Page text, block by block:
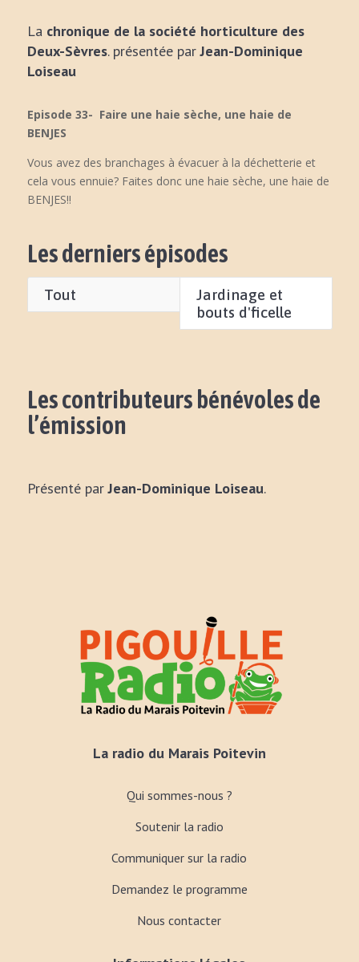
La chronique de la société horticulture des
Deux-Sèvres. présentée parJean-Dominique
Loiseau
Episode 33- Faire une haie sèche, une haie de
BENJES
Vous avez des branchages à évacuer à la déchetterie et
cela vous ennuie? Faites donc une haie sèche, une haie de
BENJES!!
Les derniers épisodes
Tout
Jardinage et
bouts d'ficelle
Les contributeurs bénévoles de
l’émission
Présenté parJean-Dominique Loiseau.
La radio du Marais Poitevin
Qui sommes-nous ?
Soutenir la radio
Communiquer sur la radio
Demandez le programme
Nous contacter